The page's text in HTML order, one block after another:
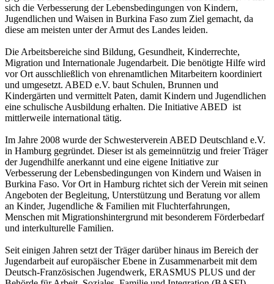
sich die Verbesserung der Lebensbedingungen von Kindern,
Jugendlichen und Waisen in Burkina Faso zum Ziel gemacht, da
diese am meisten unter der Armut des Landes leiden.
Die Arbeitsbereiche sind Bildung, Gesundheit, Kinderrechte,
Migration und Internationale Jugendarbeit. Die benötigte Hilfe wird
vor Ort ausschließlich von ehrenamtlichen Mitarbeitern koordiniert
und umgesetzt. ABED e.V. baut Schulen, Brunnen und
Kindergärten und vermittelt Paten, damit Kindern und Jugendlichen
eine schulische Ausbildung erhalten. Die Initiative ABED ist
mittlerweile international tätig.
Im Jahre 2008 wurde der Schwesterverein ABED Deutschland e.V.
in Hamburg gegründet. Dieser ist als gemeinnützig und freier Träger
der Jugendhilfe anerkannt und eine eigene Initiative zur
Verbesserung der Lebensbedingungen von Kindern und Waisen in
Burkina Faso. Vor Ort in Hamburg richtet sich der Verein mit seinen
Angeboten der Begleitung, Unterstützung und Beratung vor allem
an Kinder, Jugendliche & Familien mit Fluchterfahrungen,
Menschen mit Migrationshintergrund mit besonderem Förderbedarf
und interkulturelle Familien.
Seit einigen Jahren setzt der Träger darüber hinaus im Bereich der
Jugendarbeit auf europäischer Ebene in Zusammenarbeit mit dem
Deutsch-Französischen Jugendwerk, ERASMUS PLUS und der